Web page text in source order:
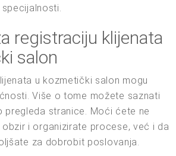
registraciju klijenata
salon
u kozmetički salon mogu
Više o tome možete saznati
pregleda stranice. Moći ćete ne
i organizirate procese, već i da
za dobrobit poslovanja.